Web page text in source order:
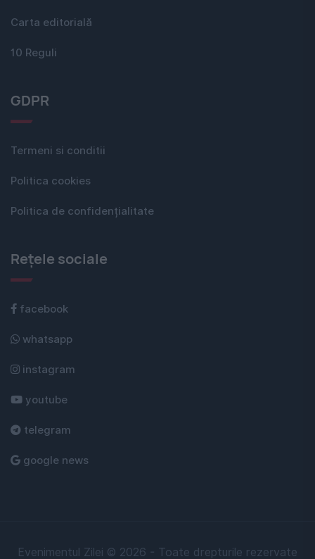
Carta editorială
10 Reguli
GDPR
Termeni si conditii
Politica cookies
Politica de confidențialitate
Rețele sociale
facebook
whatsapp
instagram
youtube
telegram
google news
Evenimentul Zilei © 2026 - Toate drepturile rezervate